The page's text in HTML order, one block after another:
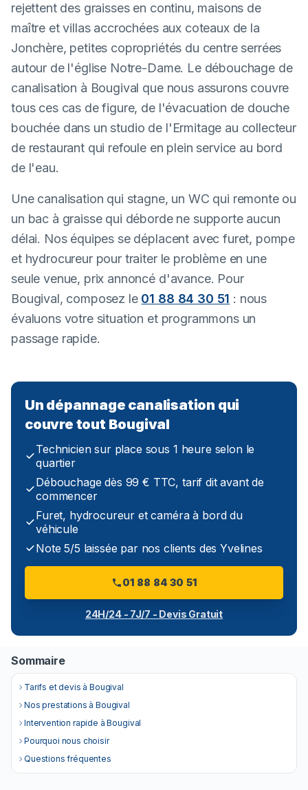
rejettent des graisses en continu, maisons de
maître et villas accrochées aux coteaux de la
Jonchère, petites copropriétés du centre serrées
autour de l'église Notre-Dame. Le débouchage de
canalisation à Bougival que nous assurons couvre
tous ces cas de figure, de l'évacuation de douche
bouchée dans un studio de l'Ermitage au collecteur
de restaurant qui refoule en plein service au bord
de l'eau.
Une canalisation qui stagne, un WC qui remonte ou
un bac à graisse qui déborde ne supporte aucun
délai. Nos équipes se déplacent avec furet, pompe
et hydrocureur pour traiter le problème en une
seule venue, prix annoncé d'avance. Pour
Bougival, composez le 01 88 84 30 51 : nous
évaluons votre situation et programmons un
passage rapide.
Un dépannage canalisation qui
couvre tout Bougival
Technicien sur place sous 1 heure selon le
quartier
Débouchage dès 99 € TTC, tarif dit avant de
commencer
Furet, hydrocureur et caméra à bord du
véhicule
Note 5/5 laissée par nos clients des Yvelines
01 88 84 30 51
24H/24 - 7J/7 - Devis Gratuit
Sommaire
Tarifs et devis à Bougival
Nos prestations à Bougival
Intervention rapide à Bougival
Pourquoi nous choisir
Questions fréquentes